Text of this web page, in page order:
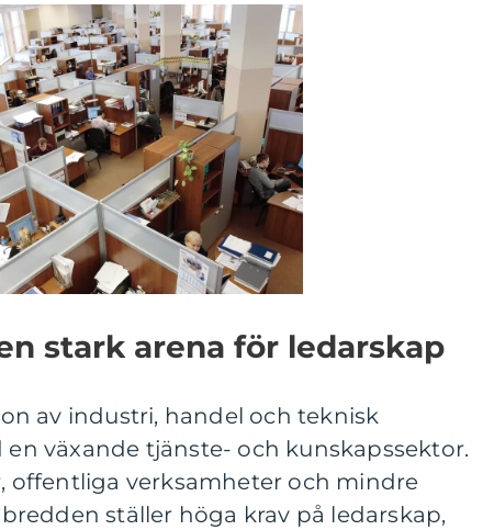
stark arena för ledarskap
av industri, handel och teknisk
växande tjänste- och kunskapssektor.
offentliga verksamheter och mindre
ställer höga krav på ledarskap,